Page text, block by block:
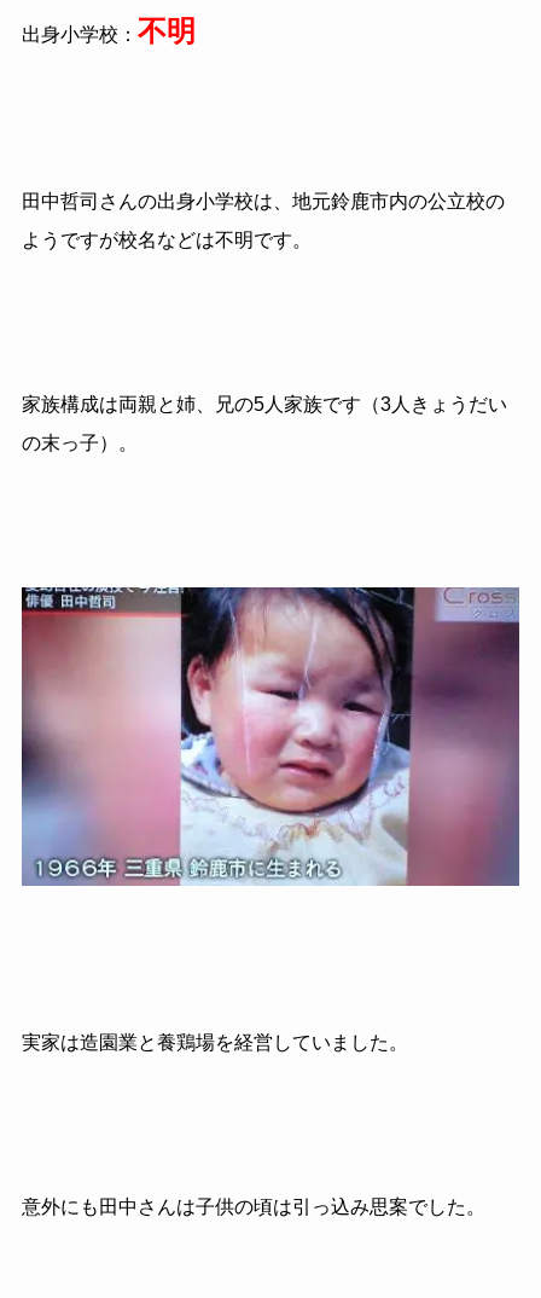
出身小学校： 不明
田中哲司さんの出身小学校は、地元鈴鹿市内の公立校の
ようですが校名などは不明です。
家族構成は両親と姉、兄の5人家族です（3人きょうだい
の末っ子）。
実家は造園業と養鶏場を経営していました。
意外にも田中さんは子供の頃は引っ込み思案でした。